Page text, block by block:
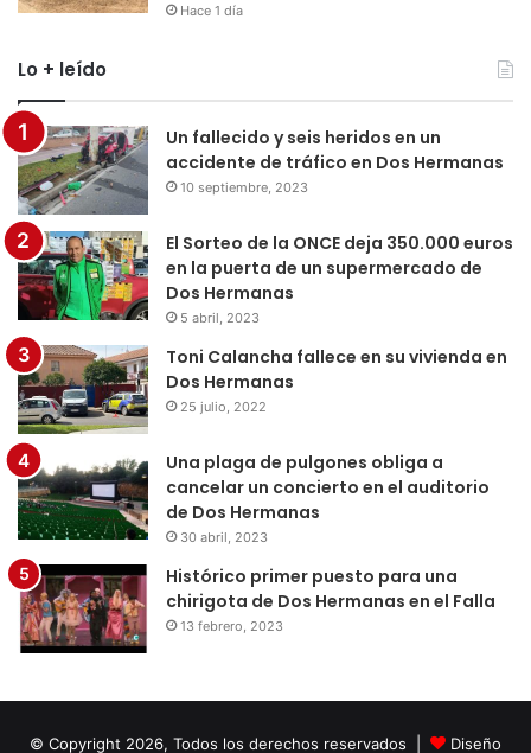
Hace 1 día
Lo + leído
Un fallecido y seis heridos en un
accidente de tráfico en Dos Hermanas
10 septiembre, 2023
El Sorteo de la ONCE deja 350.000 euros
en la puerta de un supermercado de
Dos Hermanas
5 abril, 2023
Toni Calancha fallece en su vivienda en
Dos Hermanas
25 julio, 2022
Una plaga de pulgones obliga a
cancelar un concierto en el auditorio
de Dos Hermanas
30 abril, 2023
Histórico primer puesto para una
chirigota de Dos Hermanas en el Falla
13 febrero, 2023
© Copyright 2026, Todos los derechos reservados | Diseño